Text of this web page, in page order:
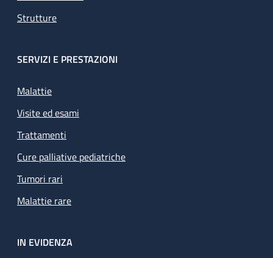
Strutture
SERVIZI E PRESTAZIONI
Malattie
Visite ed esami
Trattamenti
Cure palliative pediatriche
Tumori rari
Malattie rare
IN EVIDENZA